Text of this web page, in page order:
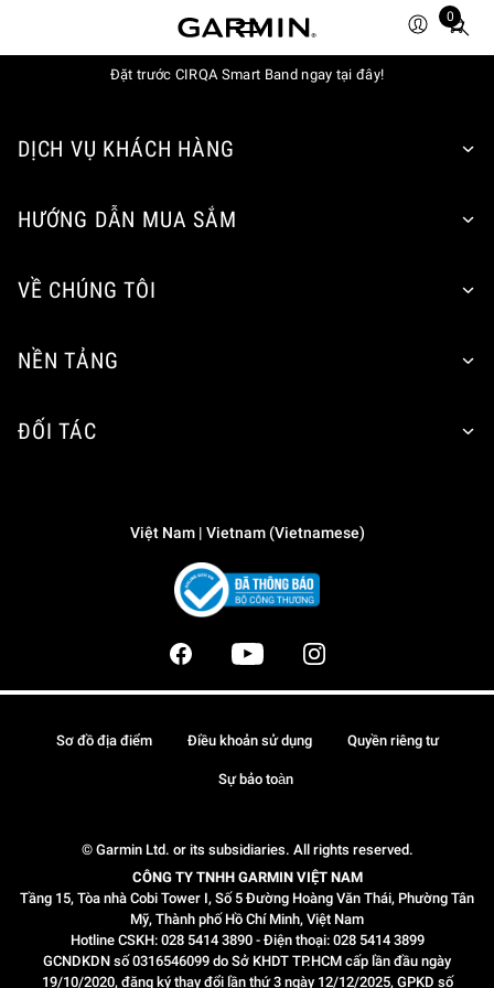
0
Total
items
Đặt trước CIRQA Smart Band ngay tại đây!
DỊCH VỤ KHÁCH HÀNG
HƯỚNG DẪN MUA SẮM
VỀ CHÚNG TÔI
NỀN TẢNG
ĐỐI TÁC
Việt Nam | Vietnam (Vietnamese)
© Garmin Ltd. or its subsidiaries. All rights reserved.
CÔNG TY TNHH GARMIN VIỆT NAM
Tầng 15, Tòa nhà Cobi Tower I, Số 5 Đường Hoàng Văn Thái, Phường Tân
Mỹ, Thành phố Hồ Chí Minh, Việt Nam
Hotline CSKH: 028 5414 3890 - Điện thoại: 028 5414 3899
GCNDKDN số 0316546099 do Sở KHDT TP.HCM cấp lần đầu ngày
19/10/2020, đăng ký thay đổi lần thứ 3 ngày 12/12/2025, GPKD số
Sơ đồ địa điểm Điều khoản sử dụng Quyền riêng tư
Sự bảo toàn